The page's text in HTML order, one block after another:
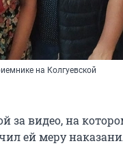
на Колгуевской
за видео, на
ей меру